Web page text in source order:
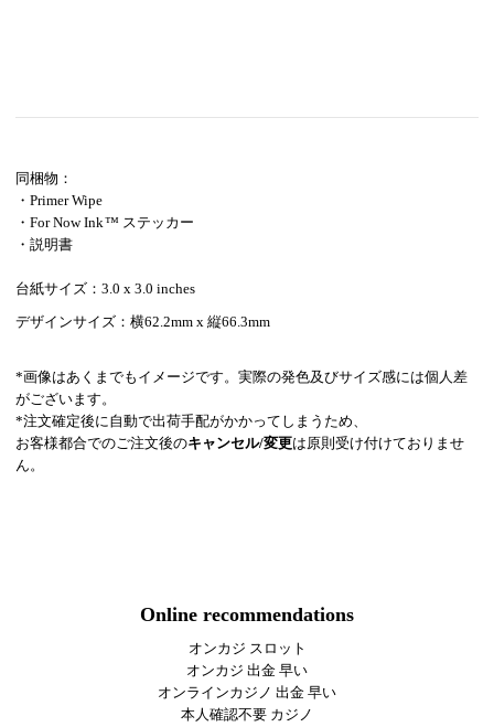
同梱物：
・Primer Wipe
・For Now Ink ™ ステッカー
・説明書
台紙サイズ：3.0 x 3.0 inches
デザインサイズ：横62.2mm x 縦66.3mm
*画像はあくまでもイメージです。実際の発色及びサイズ感には個人差
がございます。
*注文確定後に自動で出荷手配がかかってしまうため、
お客様都合でのご注文後のキャンセル/変更は原則受け付けておりませ
ん。
Online recommendations
オンカジ スロット
オンカジ 出金 早い
オンラインカジノ 出金 早い
本人確認不要 カジノ